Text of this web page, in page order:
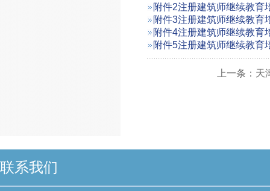
附件2注册建筑师继续教育
附件3注册建筑师继续教育
附件4注册建筑师继续教育
附件5注册建筑师继续教育
上一条：
联系我们